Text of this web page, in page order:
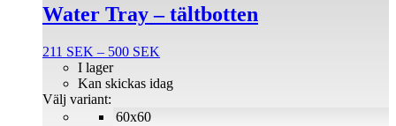
Water Tray – tältbotten
211 SEK – 500 SEK
till
60x60
I lager
Kan skickas idag
Välj variant:
produkten
har
varianter.
olika
alternativen